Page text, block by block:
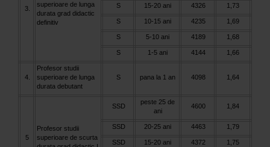
3.
superioare de lunga
durata grad didactic
definitiv
S 15-20 ani 4326 1,73
S 10-15 ani 4235 1,69
S 5-10 ani 4189 1,68
S 1-5 ani 4144 1,66
4.
Profesor studii
superioare de lunga
durata debutant
S pana la 1 an 4098 1,64
5
Profesor studii
superioare de scurta
SSD
peste 25 de
ani
4600 1,84
SSD 20-25 ani 4463 1,79
SSD 15-20 ani 4372 1,75